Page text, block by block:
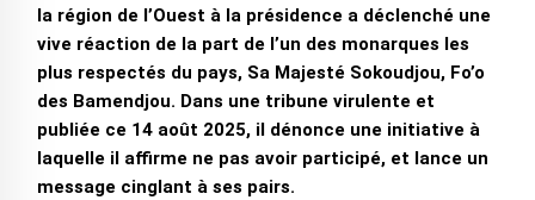
la région de l’Ouest à la présidence a déclenché une
vive réaction de la part de l’un des monarques les
plus respectés du pays, Sa Majesté Sokoudjou, Fo’o
des Bamendjou. Dans une tribune virulente et
publiée ce 14 août 2025, il dénonce une initiative à
laquelle il affirme ne pas avoir participé, et lance un
message cinglant à ses pairs.